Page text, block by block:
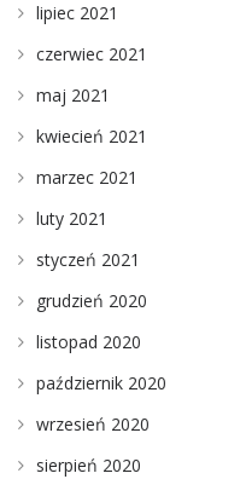
lipiec 2021
czerwiec 2021
maj 2021
kwiecień 2021
marzec 2021
luty 2021
styczeń 2021
grudzień 2020
listopad 2020
październik 2020
wrzesień 2020
sierpień 2020